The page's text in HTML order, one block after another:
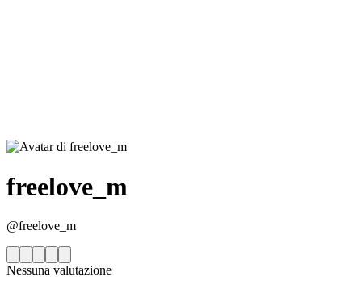
freelove_m
@freelove_m
Nessuna valutazione